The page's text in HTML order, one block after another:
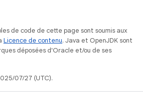
de code de cette page sont soumis aux
Licence de contenu. Java et OpenJDK sont
déposées d'Oracle et/ou de ses
07/27 (UTC).